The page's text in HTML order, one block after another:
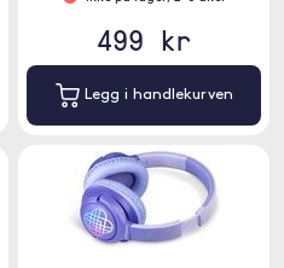
499 kr
Legg i handlekurven